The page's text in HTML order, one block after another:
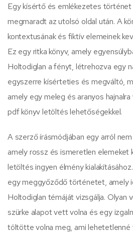
Egy kísértő és emlékezetes történet
megmaradt az utolsó oldal után. A
kontextusának és fiktív elemeinek
Ez egy ritka könyv, amely
Holtodiglan a fényt, létrehozva egy
egyszerre kísérteties és megváltó,
amely egy meleg és aranyos
pdf könyv letöltés lehetőségekkel.
A szerző írásmódjában egy arról
amely rossz és ismeretlen elemeket
letöltés ingyen élmény
egy meggyőződő történetet, amely
Holtodiglan témáját vizsgálja. Olyan
szürke alapot vett volna és egy
töltötte volna meg, ami